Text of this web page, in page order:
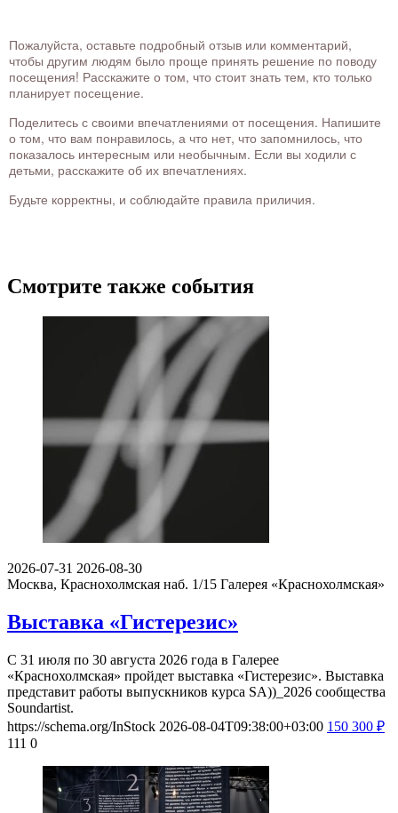
Пожалуйста, оставьте подробный отзыв или комментарий,
чтобы другим людям было проще принять решение по поводу
посещения! Расскажите о том, что стоит знать тем, кто только
планирует посещение.
Поделитесь с своими впечатлениями от посещения. Напишите
о том, что вам понравилось, а что нет, что запомнилось, что
показалось интересным или необычным. Если вы ходили с
детьми, расскажите об их впечатлениях.
Будьте корректны, и соблюдайте правила приличия.
Смотрите также события
2026-07-31 2026-08-30
Москва, Краснохолмская наб. 1/15 Галерея «Краснохолмская»
Выставка «Гистерезис»
С 31 июля по 30 августа 2026 года в Галерее
«Краснохолмская» пройдет выставка «Гистерезис». Выставка
представит работы выпускников курса SA))_2026 сообщества
Soundartist.
https://schema.org/InStock 2026-08-04T09:38:00+03:00 150 300 ₽
111 0